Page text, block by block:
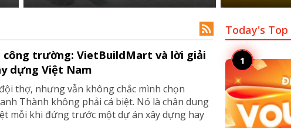

trường: VietBuildMart và lời giải
dựng Việt Nam
thợ, nhưng vẫn không chắc mình chọn
Thành không phải cá biệt. Nó là chân dung
mỗi khi đứng trước một dự án xây dựng hay
Today's Top